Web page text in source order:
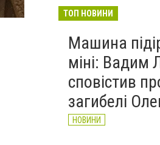
працюють
НОВИНИ
ТОП НОВИНИ
Машина
міні: Вадим
сповістив
загибелі
НОВИНИ